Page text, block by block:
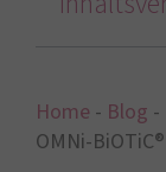
Home - Blog -
OMNi-BiOTiC®